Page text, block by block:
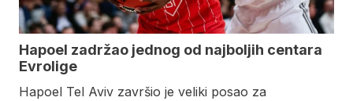
Hapoel zadržao jednog od najboljih centara
Evrolige
Hapoel Tel Aviv završio je veliki posao za